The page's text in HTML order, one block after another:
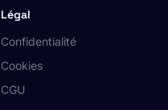
Légal
Confidentialité
Cookies
CGU